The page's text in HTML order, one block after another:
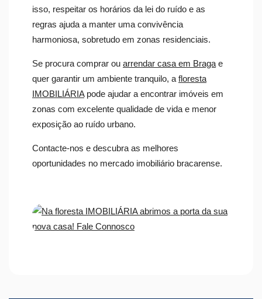
isso, respeitar os horários da lei do ruído e as
regras ajuda a manter uma convivência
harmoniosa, sobretudo em zonas residenciais.
Se procura comprar ou arrendar casa em Braga e
quer garantir um ambiente tranquilo, a floresta
IMOBILIÁRIApode ajudar a encontrar imóveis em
zonas com excelente qualidade de vida e menor
exposição ao ruído urbano.
Contacte-nos e descubra as melhores
oportunidades no mercado imobiliário bracarense.